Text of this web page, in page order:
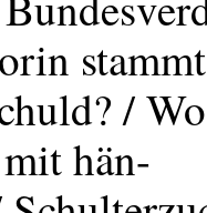
/
hän-